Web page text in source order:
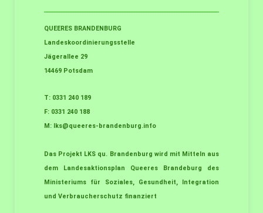
QUEERES BRANDENBURG
Landeskoordinierungsstelle
Jägerallee 29
14469 Potsdam
T: 0331 240 189
F: 0331 240 188
M:
lks@queeres-brandenburg.info
Das Projekt LKS qu. Brandenburg wird mit Mitteln aus
dem Landesaktionsplan Queeres Brandeburg des
Ministeriums für Soziales, Gesundheit, Integration
und Verbraucherschutz finanziert